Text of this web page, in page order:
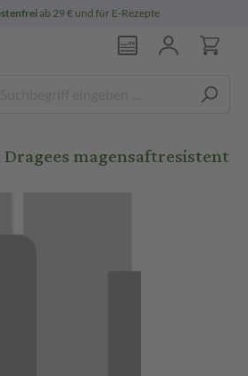
ab 29 € und für E-Rezepte
magensaftresistent